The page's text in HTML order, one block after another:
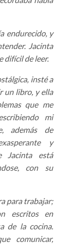
endurecido, y
Jacinta
difícil de leer.
insté a
un libro, y ella
que me
mi
además de
y
Jacinta está
con su
para trabajar;
escritos en
de la cocina.
comunicar,